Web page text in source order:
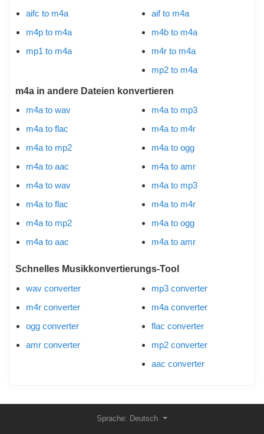
aifc to m4a
m4p to m4a
mp1 to m4a
aif to m4a
m4b to m4a
m4r to m4a
mp2 to m4a
m4a in andere Dateien konvertieren
m4a to wav
m4a to flac
m4a to mp2
m4a to aac
m4a to wav
m4a to flac
m4a to mp2
m4a to aac
m4a to mp3
m4a to m4r
m4a to ogg
m4a to amr
m4a to mp3
m4a to m4r
m4a to ogg
m4a to amr
Schnelles Musikkonvertierungs-Tool
wav converter
m4r converter
ogg converter
amr converter
mp3 converter
m4a converter
flac converter
mp2 converter
aac converter
Sprache: Deutsch